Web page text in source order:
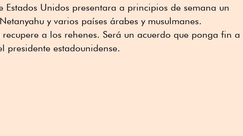
Estados Unidos presentara a principios de semana un
y varios países árabes y musulmanes.
recupere a los rehenes. Será un acuerdo que ponga fin a
presidente estadounidense.